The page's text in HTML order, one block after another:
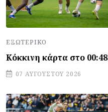
ΕΞΩΤΕΡΙΚΌ
Κόκκινη κάρτα στο 00:48
07 ΑΥΓΟΎΣΤΟΥ 2026